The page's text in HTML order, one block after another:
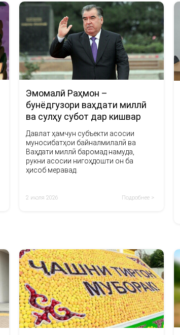
Эмомалӣ Раҳмон –
бунёдгузори ваҳдати миллӣ
ва сулҳу субот дар кишвар
Давлат ҳамчун субъекти асосии
муносибатҳои байналмилалӣ ва
Ваҳдати миллӣ баромад намуда,
рукни асосии нигоҳдошти он ба
ҳисоб меравад.
2 июля 2026 Подробнее >